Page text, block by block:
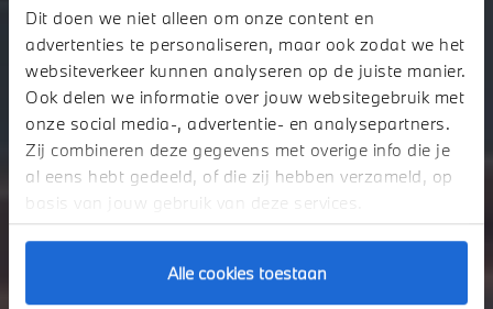
Dit doen we niet alleen om onze content en
advertenties te personaliseren, maar ook zodat we het
websiteverkeer kunnen analyseren op de juiste manier.
Ook delen we informatie over jouw websitegebruik met
onze social media-, advertentie- en analysepartners.
Zij combineren deze gegevens met overige info die je
al eens hebt gedeeld, of die zij hebben verzameld, op
basis van jouw gebruik van deze services.
Alle cookies toestaan
THE X4.
Voor welke uitdagingen u ook komt te staan, de nieuwe BMW X4 kijkt er
nu al naar uit.
Ik heb interesse